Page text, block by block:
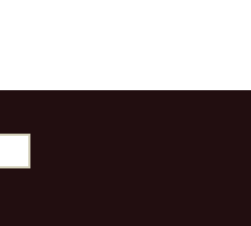
revitalisation de la